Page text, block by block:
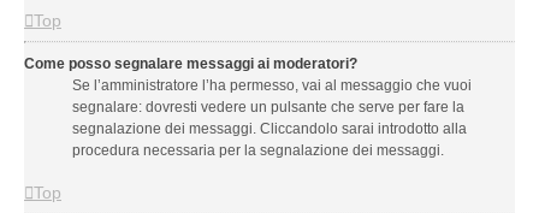
Top
Come posso segnalare messaggi ai moderatori?
Se l’amministratore l’ha permesso, vai al messaggio che vuoi
segnalare: dovresti vedere un pulsante che serve per fare la
segnalazione dei messaggi. Cliccandolo sarai introdotto alla
procedura necessaria per la segnalazione dei messaggi.
Top